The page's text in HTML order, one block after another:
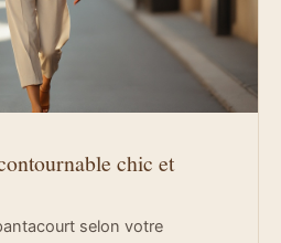
chic et
selon votre